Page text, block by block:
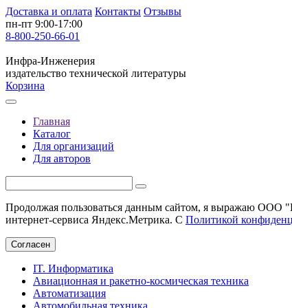
Доставка и оплата Контакты Отзывы
пн-пт 9:00-17:00
8-800-250-66-01
Инфра-Инженерия
издательство технической литературы
Корзина
Главная
Каталог
Для организаций
Для авторов
Продолжая пользоваться данным сайтом, я выражаю ООО
интернет-сервиса Яндекс.Метрика. С Политикой
Согласен
IT. Информатика
Авиационная и ракетно-космическая техника
Автоматизация
Автомобильная техника